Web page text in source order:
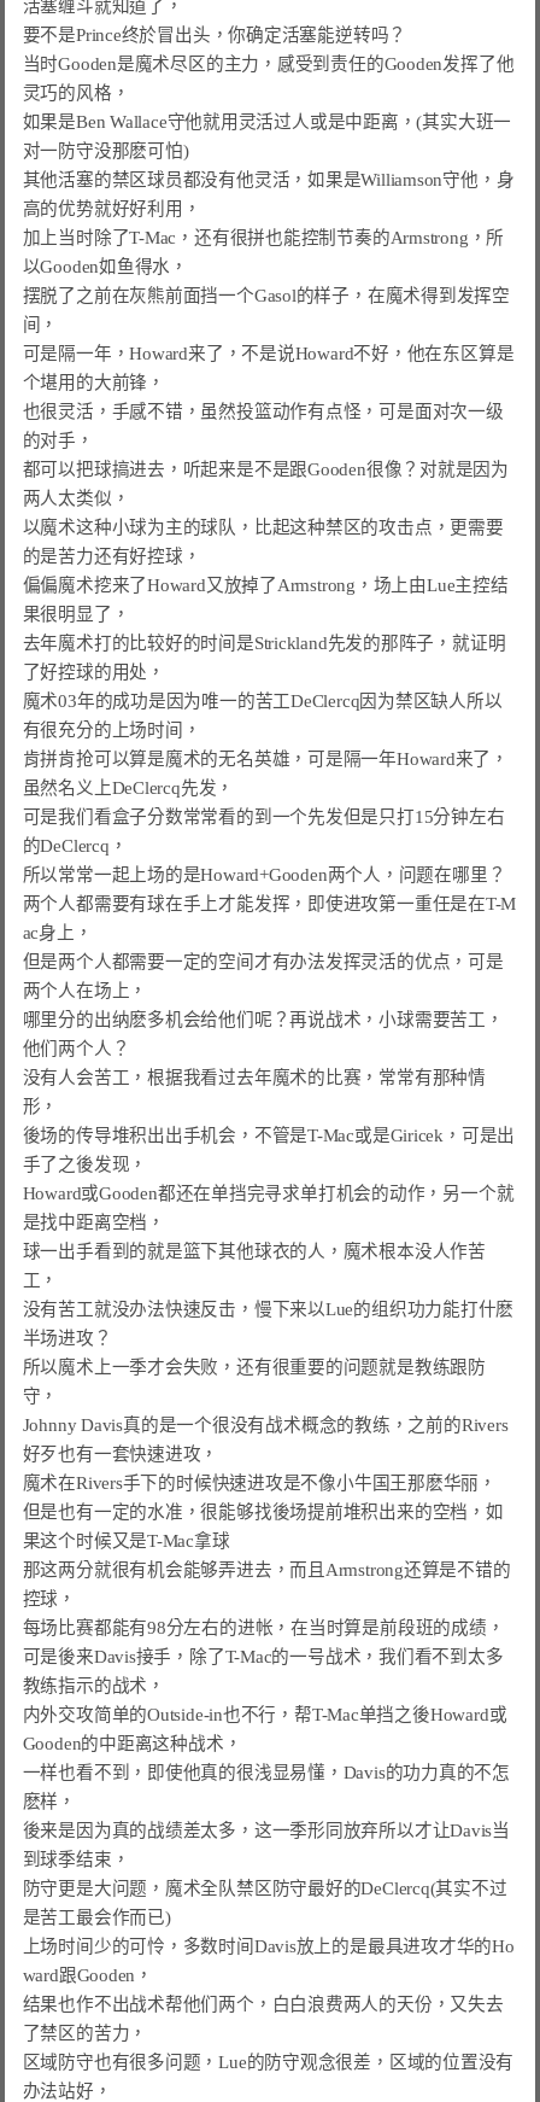
活塞缠斗就知道了，
要不是Prince终於冒出头，你确定活塞能逆转吗？
当时Gooden是魔术尽区的主力，感受到责任的Gooden发挥了他
灵巧的风格，
如果是Ben Wallace守他就用灵活过人或是中距离，(其实大班一
对一防守没那麽可怕)
其他活塞的禁区球员都没有他灵活，如果是Williamson守他，身
高的优势就好好利用，
加上当时除了T-Mac，还有很拼也能控制节奏的Armstrong，所
以Gooden如鱼得水，
摆脱了之前在灰熊前面挡一个Gasol的样子，在魔术得到发挥空
间，
可是隔一年，Howard来了，不是说Howard不好，他在东区算是
个堪用的大前锋，
也很灵活，手感不错，虽然投篮动作有点怪，可是面对次一级
的对手，
都可以把球搞进去，听起来是不是跟Gooden很像？对就是因为
两人太类似，
以魔术这种小球为主的球队，比起这种禁区的攻击点，更需要
的是苦力还有好控球，
偏偏魔术挖来了Howard又放掉了Armstrong，场上由Lue主控结
果很明显了，
去年魔术打的比较好的时间是Strickland先发的那阵子，就证明
了好控球的用处，
魔术03年的成功是因为唯一的苦工DeClercq因为禁区缺人所以
有很充分的上场时间，
肯拼肯抢可以算是魔术的无名英雄，可是隔一年Howard来了，
虽然名义上DeClercq先发，
可是我们看盒子分数常常看的到一个先发但是只打15分钟左右
的DeClercq，
所以常常一起上场的是Howard+Gooden两个人，问题在哪里？
两个人都需要有球在手上才能发挥，即使进攻第一重任是在T-M
ac身上，
但是两个人都需要一定的空间才有办法发挥灵活的优点，可是
两个人在场上，
哪里分的出纳麽多机会给他们呢？再说战术，小球需要苦工，
他们两个人？
没有人会苦工，根据我看过去年魔术的比赛，常常有那种情
形，
後场的传导堆积出出手机会，不管是T-Mac或是Giricek，可是出
手了之後发现，
Howard或Gooden都还在单挡完寻求单打机会的动作，另一个就
是找中距离空档，
球一出手看到的就是篮下其他球衣的人，魔术根本没人作苦
工，
没有苦工就没办法快速反击，慢下来以Lue的组织功力能打什麽
半场进攻？
所以魔术上一季才会失败，还有很重要的问题就是教练跟防
守，
Johnny Davis真的是一个很没有战术概念的教练，之前的Rivers
好歹也有一套快速进攻，
魔术在Rivers手下的时候快速进攻是不像小牛国王那麽华丽，
但是也有一定的水准，很能够找後场提前堆积出来的空档，如
果这个时候又是T-Mac拿球
那这两分就很有机会能够弄进去，而且Armstrong还算是不错的
控球，
每场比赛都能有98分左右的进帐，在当时算是前段班的成绩，
可是後来Davis接手，除了T-Mac的一号战术，我们看不到太多
教练指示的战术，
内外交攻简单的Outside-in也不行，帮T-Mac单挡之後Howard或
Gooden的中距离这种战术，
一样也看不到，即使他真的很浅显易懂，Davis的功力真的不怎
麽样，
後来是因为真的战绩差太多，这一季形同放弃所以才让Davis当
到球季结束，
防守更是大问题，魔术全队禁区防守最好的DeClercq(其实不过
是苦工最会作而已)
上场时间少的可怜，多数时间Davis放上的是最具进攻才华的Ho
ward跟Gooden，
结果也作不出战术帮他们两个，白白浪费两人的天份，又失去
了禁区的苦力，
区域防守也有很多问题，Lue的防守观念很差，区域的位置没有
办法站好，